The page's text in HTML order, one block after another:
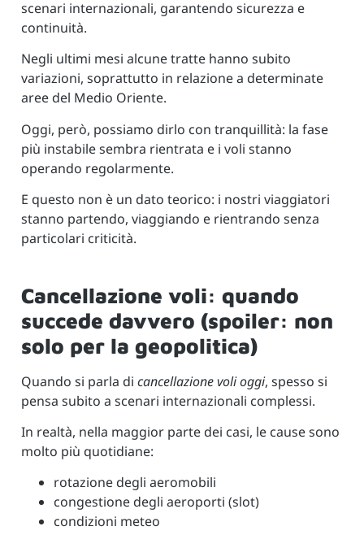
scenari internazionali, garantendo sicurezza e
continuità.
Negli ultimi mesi alcune tratte hanno subito
variazioni, soprattutto in relazione a determinate
aree del Medio Oriente.
Oggi, però, possiamo dirlo con tranquillità: la fase
più instabile sembra rientrata e i voli stanno
operando regolarmente.
E questo non è un dato teorico: i nostri viaggiatori
stanno partendo, viaggiando e rientrando senza
particolari criticità.
Cancellazione voli: quando
succede davvero (spoiler: non
solo per la geopolitica)
Quando si parla di cancellazione voli oggi, spesso si
pensa subito a scenari internazionali complessi.
In realtà, nella maggior parte dei casi, le cause sono
molto più quotidiane:
rotazione degli aeromobili
congestione degli aeroporti (slot)
condizioni meteo